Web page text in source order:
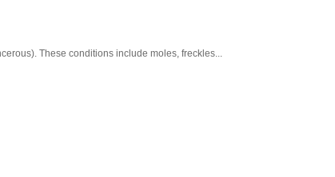
These conditions include moles, freckles...